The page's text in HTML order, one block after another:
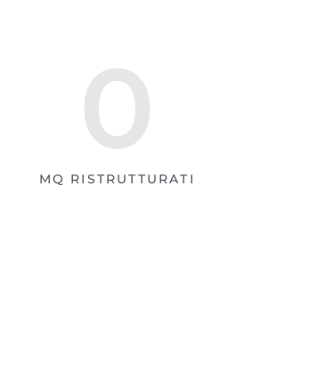
MQ RISTRUTTURATI
0